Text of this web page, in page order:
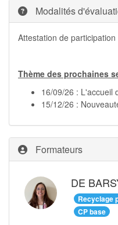
Modalités
Attestation de participation
Thème des prochaines
16/09/26 : L'accueil
15/12/26 :
Formateurs
DE
Recyclage
CP base